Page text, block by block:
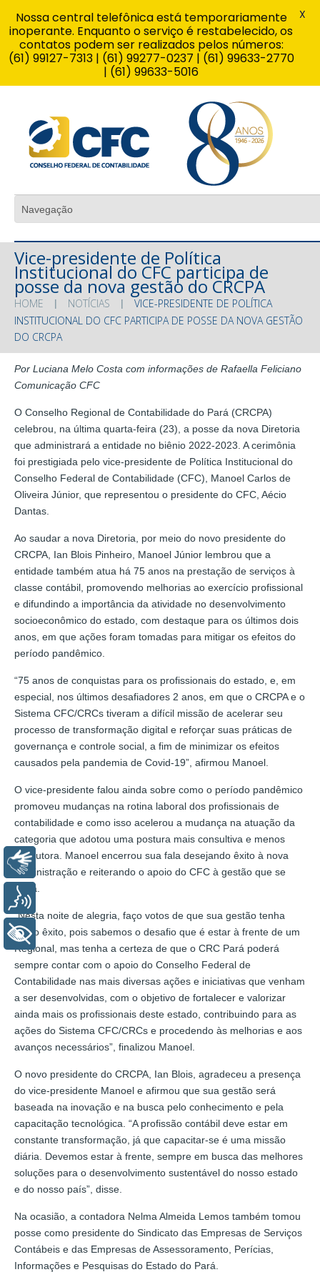
Vice-presidente de Política
Institucional do CFC participa de
posse da nova gestão do CRCPA
HOME NOTÍCIAS
VICE-PRESIDENTE DE POLÍTICA
INSTITUCIONAL DO CFC PARTICIPA DE POSSE DA NOVA GESTÃO
DO CRCPA
Por Luciana Melo Costa com informações de Rafaella Feliciano
Comunicação CFC
O Conselho Regional de Contabilidade do Pará (CRCPA)
celebrou, na última quarta-feira (23), a posse da nova Diretoria
que administrará a entidade no biênio 2022-2023. A cerimônia
foi prestigiada pelo vice-presidente de Política Institucional do
Conselho Federal de Contabilidade (CFC), Manoel Carlos de
Oliveira Júnior, que representou o presidente do CFC, Aécio
Dantas.
Ao saudar a nova Diretoria, por meio do novo presidente do
CRCPA, Ian Blois Pinheiro, Manoel Júnior lembrou que a
entidade também atua há 75 anos na prestação de serviços à
classe contábil, promovendo melhorias ao exercício profissional
e difundindo a importância da atividade no desenvolvimento
socioeconômico do estado, com destaque para os últimos dois
anos, em que ações foram tomadas para mitigar os efeitos do
período pandêmico.
“75 anos de conquistas para os profissionais do estado, e, em
especial, nos últimos desafiadores 2 anos, em que o CRCPA e o
Sistema CFC/CRCs tiveram a difícil missão de acelerar seu
processo de transformação digital e reforçar suas práticas de
governança e controle social, a fim de minimizar os efeitos
causados pela pandemia de Covid-19”, afirmou Manoel.
O vice-presidente falou ainda sobre como o período pandêmico
promoveu mudanças na rotina laboral dos profissionais de
contabilidade e como isso acelerou a mudança na atuação da
categoria que adotou uma postura mais consultiva e menos
executora. Manoel encerrou sua fala desejando êxito à nova
administração e reiterando o apoio do CFC à gestão que se
inicia.
“Nesta noite de alegria, faço votos de que sua gestão tenha
pleno êxito, pois sabemos o desafio que é estar à frente de um
Regional, mas tenha a certeza de que o CRC Pará poderá
sempre contar com o apoio do Conselho Federal de
Contabilidade nas mais diversas ações e iniciativas que venham
a ser desenvolvidas, com o objetivo de fortalecer e valorizar
ainda mais os profissionais deste estado, contribuindo para as
ações do Sistema CFC/CRCs e procedendo às melhorias e aos
avanços necessários”, finalizou Manoel.
O novo presidente do CRCPA, Ian Blois, agradeceu a presença
do vice-presidente Manoel e afirmou que sua gestão será
baseada na inovação e na busca pelo conhecimento e pela
capacitação tecnológica. “A profissão contábil deve estar em
constante transformação, já que capacitar-se é uma missão
diária. Devemos estar à frente, sempre em busca das melhores
soluções para o desenvolvimento sustentável do nosso estado
e do nosso país”, disse.
Na ocasião, a contadora Nelma Almeida Lemos também tomou
posse como presidente do Sindicato das Empresas de Serviços
Contábeis e das Empresas de Assessoramento, Perícias,
Informações e Pesquisas do Estado do Pará.
Nossa central telefônica está temporariamente
inoperante. Enquanto o serviço é restabelecido, os
contatos podem ser realizados pelos números:
(61) 99127-7313 | (61) 99277-0237 | (61) 99633-2770
| (61) 99633-5016
X
Libras
+ Acessibilidade